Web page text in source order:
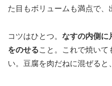
た目もボリュームも満点で、
コツはひとつ。 なすの内側に
をのせること。これで焼いて
い。豆腐を肉だねに混ぜると